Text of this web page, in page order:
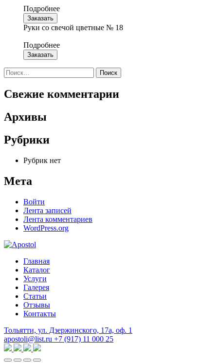
Подробнее
Заказать
Руки со свечой цветные № 18
Подробнее
Заказать
Найти:
Свежие комментарии
Архивы
Рубрики
Рубрик нет
Мета
Войти
Лента записей
Лента комментариев
WordPress.org
Главная
Каталог
Услуги
Галерея
Статьи
Отзывы
Контакты
Тольятти, ул. Дзержинского, 17а, оф. 1
apostoli@list.ru +7 (917) 11 000 25